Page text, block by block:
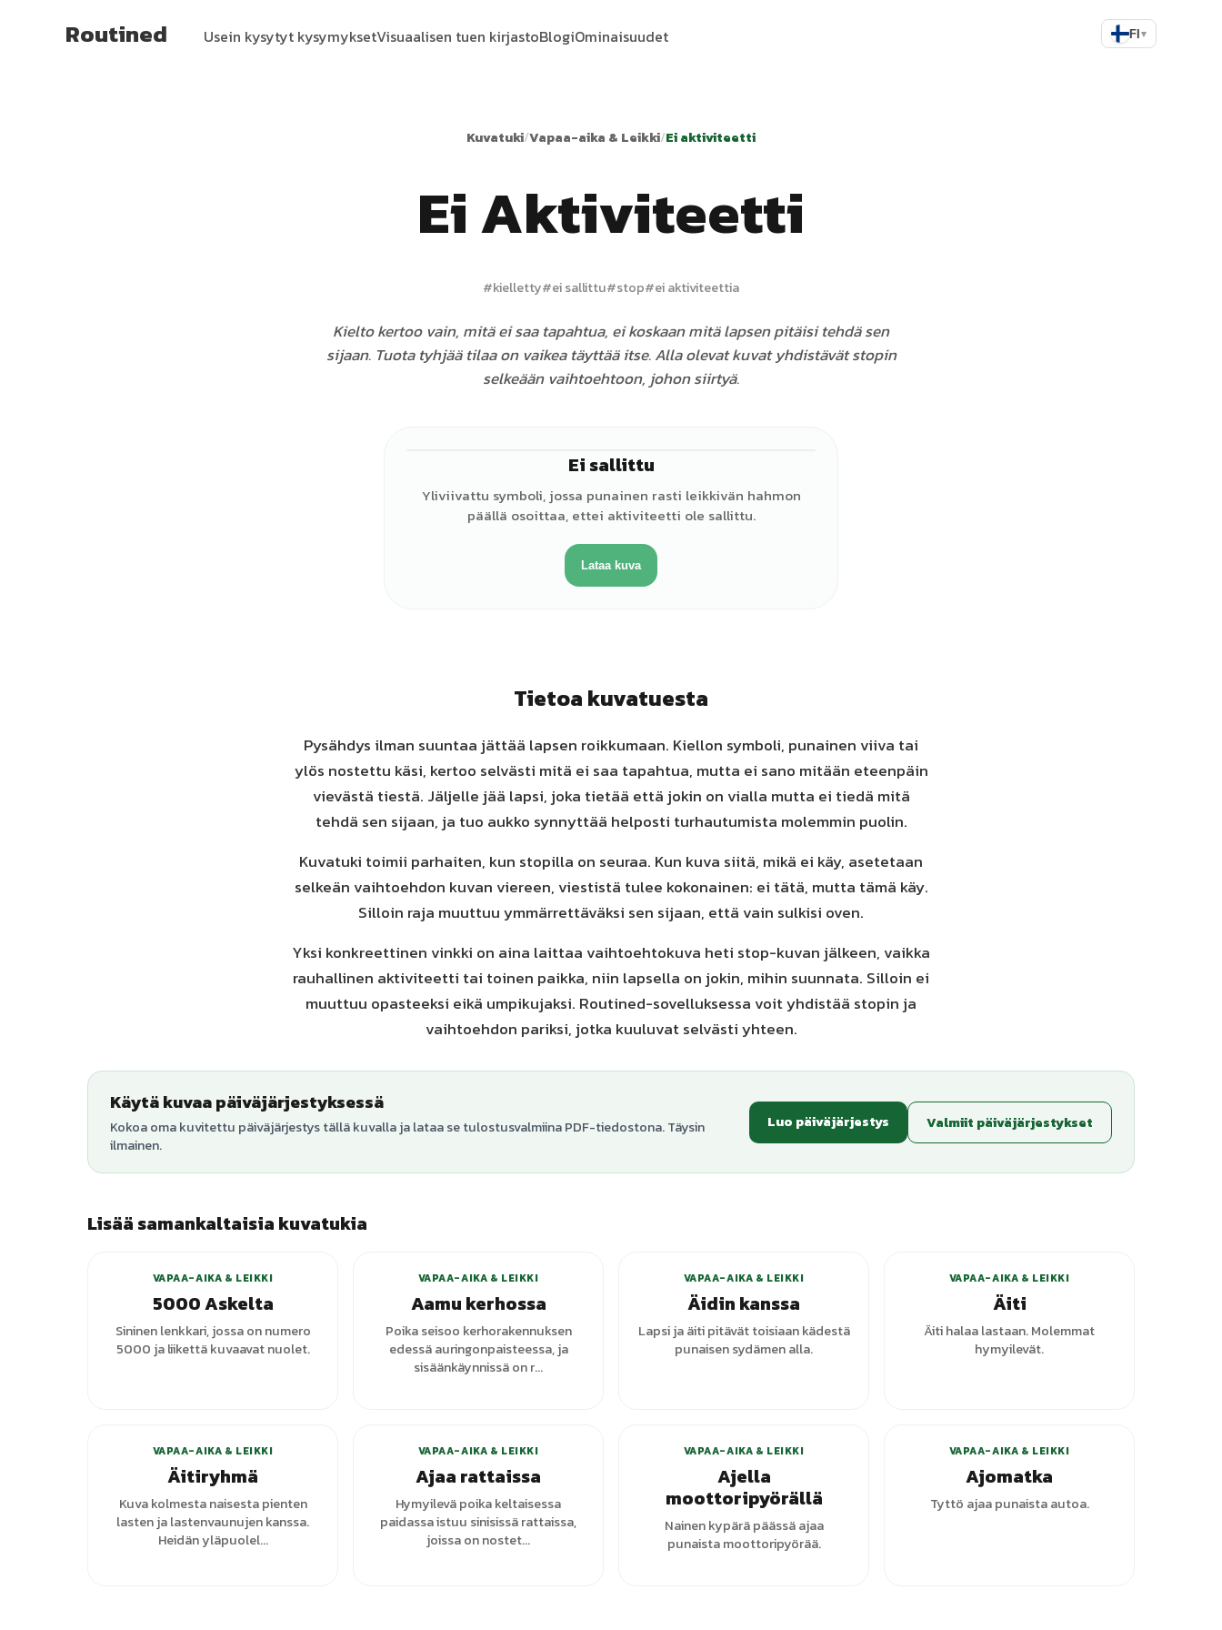
Routined Usein kysytyt kysymyksetVisuaalisen tuen kirjastoBlogiOminaisuudet FI▾
Kuvatuki/Vapaa-aika & Leikki/Ei aktiviteetti
Ei Aktiviteetti
#kielletty#ei sallittu#stop#ei aktiviteettia
Kielto kertoo vain, mitä ei saa tapahtua, ei koskaan mitä lapsen pitäisi tehdä sen
sijaan. Tuota tyhjää tilaa on vaikea täyttää itse. Alla olevat kuvat yhdistävät stopin
selkeään vaihtoehtoon, johon siirtyä.
Ei sallittu
Yliviivattu symboli, jossa punainen rasti leikkivän hahmon
päällä osoittaa, ettei aktiviteetti ole sallittu.
Lataa kuva
Tietoa kuvatuesta
Pysähdys ilman suuntaa jättää lapsen roikkumaan. Kiellon symboli, punainen viiva tai
ylös nostettu käsi, kertoo selvästi mitä ei saa tapahtua, mutta ei sano mitään eteenpäin
vievästä tiestä. Jäljelle jää lapsi, joka tietää että jokin on vialla mutta ei tiedä mitä
tehdä sen sijaan, ja tuo aukko synnyttää helposti turhautumista molemmin puolin.
Kuvatuki toimii parhaiten, kun stopilla on seuraa. Kun kuva siitä, mikä ei käy, asetetaan
selkeän vaihtoehdon kuvan viereen, viestistä tulee kokonainen: ei tätä, mutta tämä käy.
Silloin raja muuttuu ymmärrettäväksi sen sijaan, että vain sulkisi oven.
Yksi konkreettinen vinkki on aina laittaa vaihtoehtokuva heti stop-kuvan jälkeen, vaikka
rauhallinen aktiviteetti tai toinen paikka, niin lapsella on jokin, mihin suunnata. Silloin ei
muuttuu opasteeksi eikä umpikujaksi. Routined-sovelluksessa voit yhdistää stopin ja
vaihtoehdon pariksi, jotka kuuluvat selvästi yhteen.
Käytä kuvaa päiväjärjestyksessä
Kokoa oma kuvitettu päiväjärjestys tällä kuvalla ja lataa se tulostusvalmiina PDF-tiedostona. Täysin
ilmainen.
Luo päiväjärjestys Valmiit päiväjärjestykset
Lisää samankaltaisia kuvatukia
+3varianttia
VAPAA-AIKA & LEIKKI
5000 Askelta
Sininen lenkkari, jossa on numero
5000 ja liikettä kuvaavat nuolet.
VAPAA-AIKA & LEIKKI
Aamu kerhossa
Poika seisoo kerhorakennuksen
edessä auringonpaisteessa, ja
sisäänkäynnissä on r...
VAPAA-AIKA & LEIKKI
Äidin kanssa
Lapsi ja äiti pitävät toisiaan kädestä
punaisen sydämen alla.
VAPAA-AIKA & LEIKKI
Äiti
Äiti halaa lastaan. Molemmat
hymyilevät.
VAPAA-AIKA & LEIKKI
Äitiryhmä
Kuva kolmesta naisesta pienten
lasten ja lastenvaunujen kanssa.
Heidän yläpuolel...
VAPAA-AIKA & LEIKKI
Ajaa rattaissa
Hymyilevä poika keltaisessa
paidassa istuu sinisissä rattaissa,
joissa on nostet...
VAPAA-AIKA & LEIKKI
Ajella
moottoripyörällä
Nainen kypärä päässä ajaa
punaista moottoripyörää.
VAPAA-AIKA & LEIKKI
Ajomatka
Tyttö ajaa punaista autoa.